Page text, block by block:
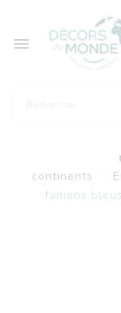

continents
fanions